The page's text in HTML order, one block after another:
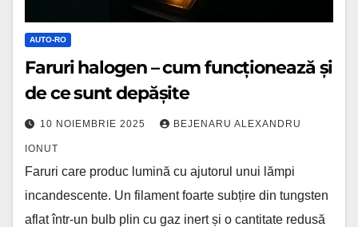
AUTO-RO
Faruri halogen – cum funcționează și
de ce sunt depășite
10 NOIEMBRIE 2025 BEJENARU ALEXANDRU
IONUT
Faruri care produc lumină cu ajutorul unui lămpi
incandescente. Un filament foarte subțire din tungsten
aflat într-un bulb plin cu gaz inert și o cantitate redusă